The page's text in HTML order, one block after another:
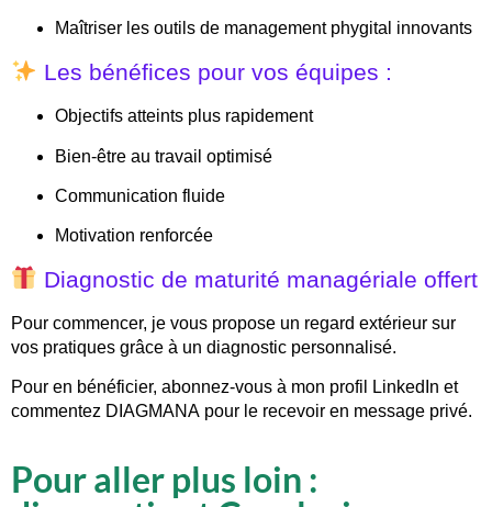
Maîtriser les outils de management phygital innovants
Les bénéfices pour vos équipes :
Objectifs atteints plus rapidement
Bien-être au travail optimisé
Communication fluide
Motivation renforcée
Diagnostic de maturité managériale offert
Pour commencer, je vous propose un regard extérieur sur
vos pratiques grâce à un diagnostic personnalisé.
Pour en bénéficier, abonnez-vous à mon profil LinkedIn et
commentez DIAGMANA pour le recevoir en message privé.
Pour aller plus loin :